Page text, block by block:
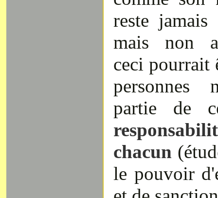
reste
mais non
ceci pourrait
personnes
partie de
chacun
le pouvoir